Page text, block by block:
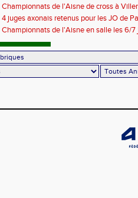
Championnats de l'Aisne de cross à
2024
4 juges axonais retenus pour les JO de
Championnats de l'Aisne en salle les 6/